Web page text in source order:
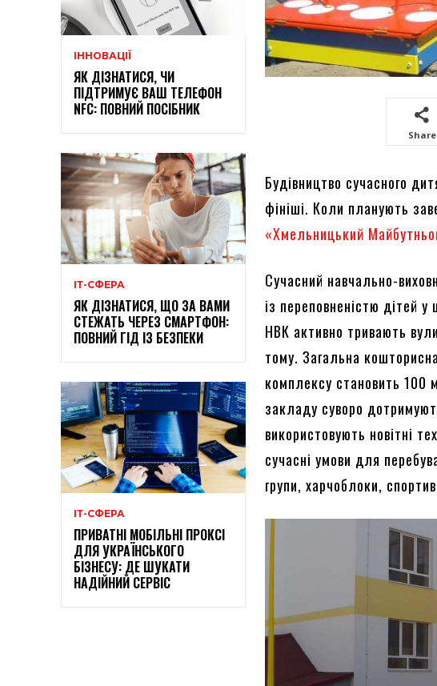
ІННОВАЦІЇ
ЯК ДІЗНАТИСЯ, ЧИ
ПІДТРИМУЄ ВАШ ТЕЛЕФОН
NFC: ПОВНИЙ ПОСІБНИК
ІТ-СФЕРА
ЯК ДІЗНАТИСЯ, ЩО ЗА ВАМИ
СТЕЖАТЬ ЧЕРЕЗ СМАРТФОН:
ПОВНИЙ ГІД ІЗ БЕЗПЕКИ
ІТ-СФЕРА
ПРИВАТНІ МОБІЛЬНІ ПРОКСІ
ДЛЯ УКРАЇНСЬКОГО
БІЗНЕСУ: ДЕ ШУКАТИ
НАДІЙНИЙ СЕРВІС
Share
Будівництво сучасного
фініші. Коли планують
«Хмельницький
Сучасний навчально-
із переповненістю дітей
НВК активно тривають
тому. Загальна
комплексу становить 100
закладу суворо
використовують новітні
сучасні умови для
групи, харчоблоки,